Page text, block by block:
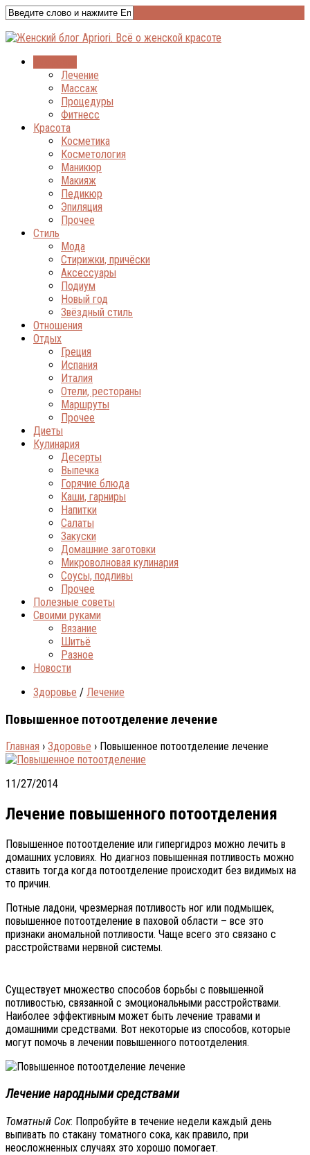
Лечение
Массаж
Процедуры
Фитнесс
Красота
Косметика
Косметология
Маникюр
Макияж
Педикюр
Эпиляция
Прочее
Стиль
Мода
Стирижки, причёски
Аксессуары
Подиум
Новый год
Звёздный стиль
Отношения
Отдых
Греция
Испания
Италия
Отели, рестораны
Маршруты
Прочее
Диеты
Кулинария
Десерты
Выпечка
Горячие блюда
Каши, гарниры
Напитки
Салаты
Закуски
Домашние заготовки
Микроволновая кулинария
Соусы, подливы
Прочее
Полезные советы
Своими руками
Вязание
Шитьё
Разное
Новости
Здоровье / Лечение
Повышенное потоотделение лечение
Главная › Здоровье › Повышенное потоотделение лечение
11/27/2014
Лечение повышенного потоотделения
Повышенное потоотделение или гипергидроз можно лечить в
домашних условиях. Но диагноз повышенная потливость можно
ставить тогда когда потоотделение происходит без видимых на
то причин.
Потные ладони, чрезмерная потливость ног или подмышек,
повышенное потоотделение в паховой области – все это
признаки аномальной потливости. Чаще всего это связано с
расстройствами нервной системы.
Существует множество способов борьбы с повышенной
потливостью, связанной с эмоциональными расстройствами.
Наиболее эффективным может быть лечение травами и
домашними средствами. Вот некоторые из способов, которые
могут помочь в лечении повышенного потоотделения.
Лечение народными средствами
Томатный Сок: Попробуйте в течение недели каждый день
выпивать по стакану томатного сока, как правило, при
неосложненных случаях это хорошо помогает.